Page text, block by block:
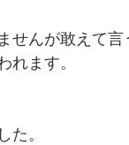
せんが敢えて
ます。
。